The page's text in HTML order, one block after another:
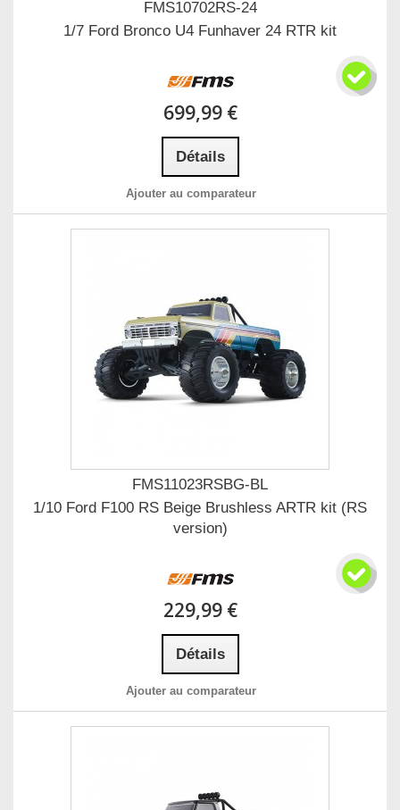
FMS10702RS-24
1/7 Ford Bronco U4 Funhaver 24 RTR kit
699,99 €
Détails
Ajouter au comparateur
FMS11023RSBG-BL
1/10 Ford F100 RS Beige Brushless ARTR kit (RS
version)
229,99 €
Détails
Ajouter au comparateur